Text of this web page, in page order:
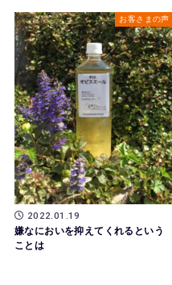
お客さまの声
2022.01.19
嫌なにおいを抑えてくれるという
ことは